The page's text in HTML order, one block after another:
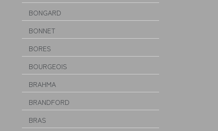
BONGARD
BONNET
BORES
BOURGEOIS
BRAHMA
BRANDFORD
BRAS